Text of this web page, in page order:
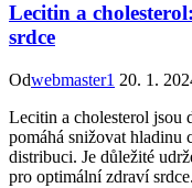
Lecitin a
srdce
Odwebmaster1 20. 1.
Lecitin a cholesterol jsou
pomáhá snižovat hladinu
distribuci. Je důležité
pro optimální zdraví srdce.